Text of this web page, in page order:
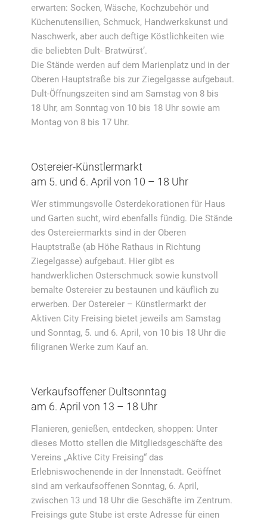
erwarten: Socken, Wäsche, Kochzubehör und
Küchenutensilien, Schmuck, Handwerkskunst und
Naschwerk, aber auch deftige Köstlichkeiten wie
die beliebten Dult- Bratwürst’.
Die Stände werden auf dem Marienplatz und in der
Oberen Hauptstraße bis zur Ziegelgasse aufgebaut.
Dult-Öffnungszeiten sind am Samstag von 8 bis
18 Uhr, am Sonntag von 10 bis 18 Uhr sowie am
Montag von 8 bis 17 Uhr.
Ostereier-Künstlermarkt
am 5. und 6. April von 10 – 18 Uhr
Wer stimmungsvolle Osterdekorationen für Haus
und Garten sucht, wird ebenfalls fündig. Die Stände
des Ostereiermarkts sind in der Oberen
Hauptstraße (ab Höhe Rathaus in Richtung
Ziegelgasse) aufgebaut. Hier gibt es
handwerklichen Osterschmuck sowie kunstvoll
bemalte Ostereier zu bestaunen und käuflich zu
erwerben. Der Ostereier – Künstlermarkt der
Aktiven City Freising bietet jeweils am Samstag
und Sonntag, 5. und 6. April, von 10 bis 18 Uhr die
filigranen Werke zum Kauf an.
Verkaufsoffener Dultsonntag
am 6. April von 13 – 18 Uhr
Flanieren, genießen, entdecken, shoppen: Unter
dieses Motto stellen die Mitgliedsgeschäfte des
Vereins „Aktive City Freising“ das
Erlebniswochenende in der Innenstadt. Geöffnet
sind am verkaufsoffenen Sonntag, 6. April,
zwischen 13 und 18 Uhr die Geschäfte im Zentrum.
Freisings gute Stube ist erste Adresse für einen